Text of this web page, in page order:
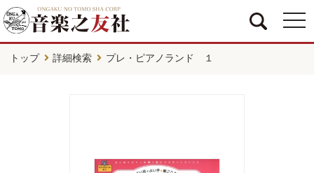
トップ 詳細検索 プレ・ピアノランド １